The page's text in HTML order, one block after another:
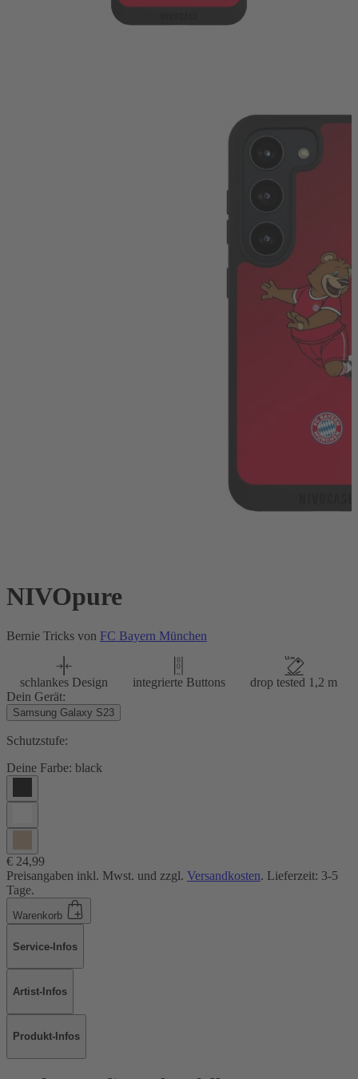
NIVOpure
Bernie Tricks von FC Bayern München
schlankes Design integrierte Buttons
drop tested 1,2 m
Dein Gerät:
Samsung Galaxy S23
Schutzstufe:
Deine Farbe: black
€ 24,99
Preisangaben inkl. Mwst. und zzgl. Versandkosten. Lieferzeit: 3-5
Tage.
Warenkorb
Service-Infos
Artist-Infos
Produkt-Infos